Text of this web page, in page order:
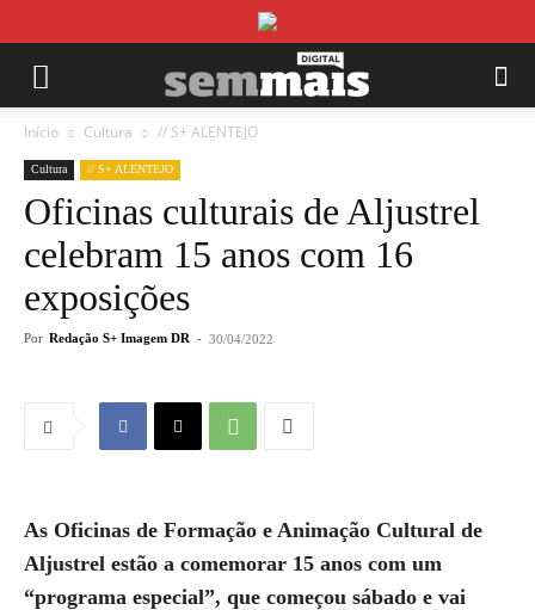
Início Cultura // S+ ALENTEJO
Cultura // S+ ALENTEJO
Oficinas culturais de Aljustrel
celebram 15 anos com 16
exposições
Por Redação S+ Imagem DR - 30/04/2022
As Oficinas de Formação e Animação Cultural de
Aljustrel estão a comemorar 15 anos com um
“programa especial”, que começou sábado e vai